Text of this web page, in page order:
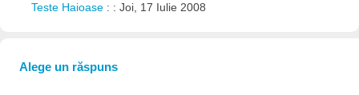
Teste Haioase : : Joi, 17 Iulie 2008
Alege un răspuns